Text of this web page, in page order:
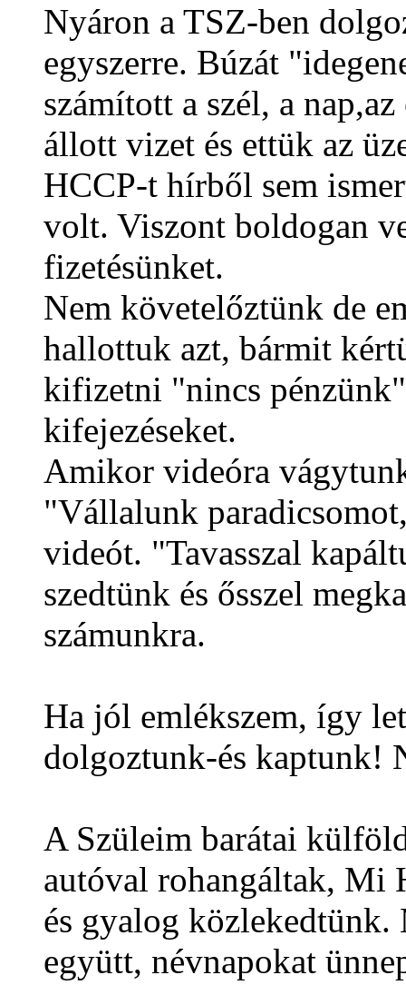
Nyáron a TSZ-ben
egyszerre. Búzát
számított a szél, a
állott vizet és ettük az
HCCP-t hírből sem
volt. Viszont boldogan
fizetésünket.
Nem követelőztünk de
hallottuk azt, bármit
kifizetni "nincs
kifejezéseket.
Amikor videóra
"Vállalunk
videót. "Tavasszal
szedtünk és ősszel
számunkra.
Ha jól emlékszem, így
dolgoztunk-és kaptunk!
A Szüleim barátai
autóval rohangáltak, Mi
és gyalog
együtt, névnapokat